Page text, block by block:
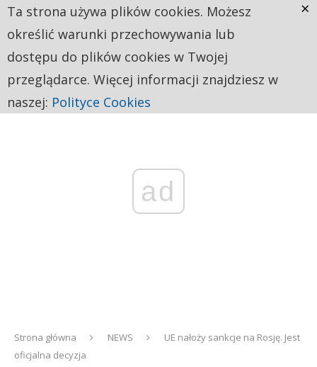
ad
Strona główna NEWS
UE nałoży sankcje na Rosję. Jest
oficjalna decyzja
Ta strona używa plików cookies. Możesz
określić warunki przechowywania lub
dostępu do plików cookies w Twojej
przeglądarce. Więcej informacji znajdziesz w
naszej: Polityce Cookies
×